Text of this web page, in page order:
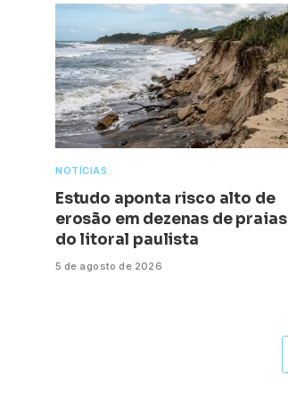
NOTÍCIAS
Estudo aponta risco alto de
erosão em dezenas de praias
do litoral paulista
5 de agosto de 2026